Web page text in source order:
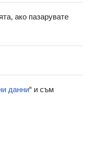
ако пазарувате
данни“ и съм